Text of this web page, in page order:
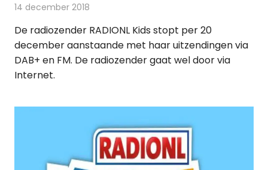
14 december 2018
De radiozender RADIONL Kids stopt per 20
december aanstaande met haar uitzendingen via
DAB+ en FM. De radiozender gaat wel door via
Internet.